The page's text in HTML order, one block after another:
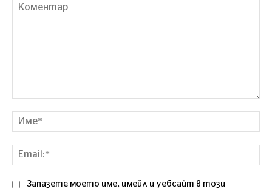
Запазете моето име, имейл и уебсайт в този